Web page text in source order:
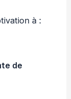
à :
de